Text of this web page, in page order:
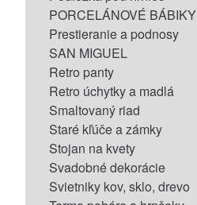
PORCELÁNOVÉ BÁBIKY
Prestieranie a podnosy
SAN MIGUEL
Retro panty
Retro úchytky a madlá
Smaltovaný riad
Staré kľúče a zámky
Stojan na kvety
Svadobné dekorácie
Svietniky kov, sklo, drevo